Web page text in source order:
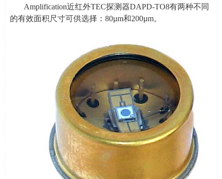
Amplification近红外TEC探测器DAPD-TO8有两种不同
的有效面积尺寸可供选择： 80µm和200µm。